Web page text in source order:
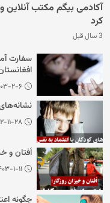
آکادمی بیگم مکتب آنلاین و
کرد
3 سال قبل
سفارت
۱۴۰۳-
۱۴۰۲-
اُفتان و
۱۴۰۳-۱-
چگونه